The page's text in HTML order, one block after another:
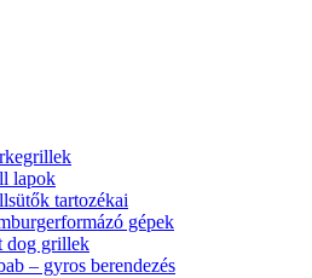
lapok
tartozékai
gépek
dog grillek
– gyros berendezés